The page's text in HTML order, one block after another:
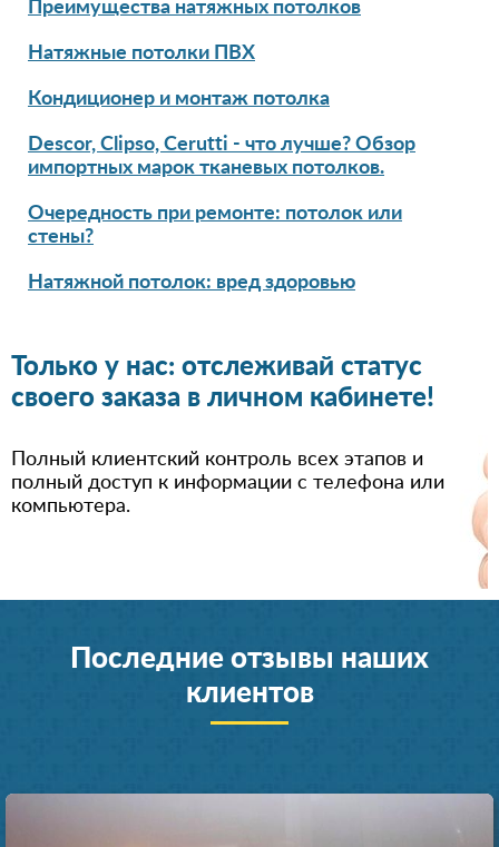
Преимущества натяжных потолков
Натяжные потолки ПВХ
Кондиционер и монтаж потолка
Descor, Clipso, Cerutti - что лучше? Обзор
импортных марок тканевых потолков.
Очередность при ремонте: потолок или
стены?
Натяжной потолок: вред здоровью
Только у нас: отслеживай статус
своего заказа в личном кабинете!
Полный клиентский контроль всех этапов и
полный доступ к информации с телефона или
компьютера.
Последние отзывы наших
клиентов